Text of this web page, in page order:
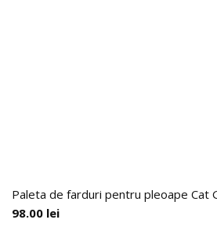
Paleta de farduri pentru pleoape Cat
98.00 lei